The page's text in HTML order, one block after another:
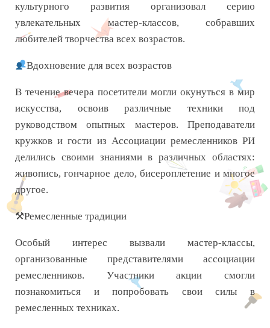
культурного развития организовал серию
увлекательных мастер-классов, собравших
любителей творчества всех возрастов.
Вдохновение для всех возрастов
В течение вечера посетители могли окунуться в мир
искусства, освоив различные техники под
руководством опытных мастеров. Преподаватели
кружков и гости из Ассоциации ремесленников РИ
делились своими знаниями в различных областях:
живопись, гончарное дело, бисероплетение и многое
другое.
⚒Ремесленные традиции
Особый интерес вызвали мастер-классы,
организованные представителями ассоциации
ремесленников. Участники акции смогли
познакомиться и попробовать свои силы в
ремесленных техниках.